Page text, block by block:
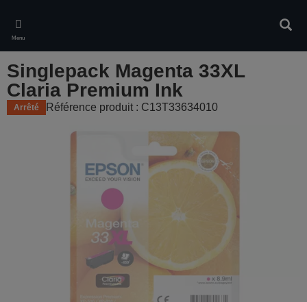
main
content
Menu
Singlepack Magenta 33XL
Claria Premium Ink
Arrêté Référence produit : C13T33634010